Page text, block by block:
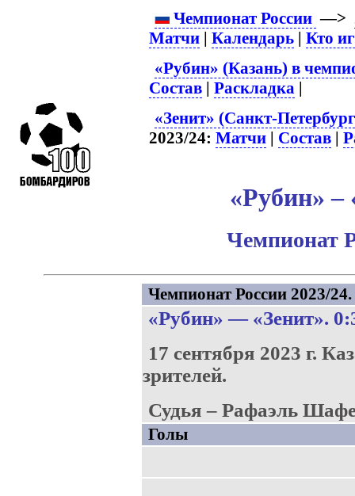
Чемпионат России —>
Матчи |Календарь |Кто
«Рубин» (Казань) в
Состав |Раскладка |
«Зенит» (Санкт-
2023/24:Матчи | Состав |
«Рубин» –
Чемпионат
Чемпионат России 2023/
«Рубин» — «Зенит».
17 сентября 2023 г.
зрителей.
Судья – Рафаэль
Голы